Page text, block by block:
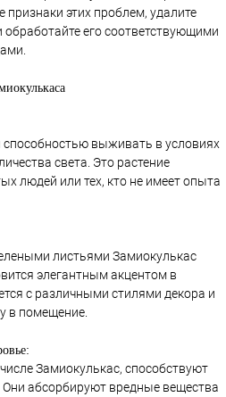
признаки этих проблем, удалите
его соответствующими
способностью выживать в условиях
света. Это растение
людей или тех, кто не имеет опыта
листьями Замиокулькас
элегантным акцентом в
с различными стилями декора и
в помещение.
Замиокулькас, способствуют
абсорбируют вредные вещества